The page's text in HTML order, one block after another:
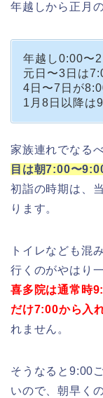
年越しから正月
年越し0:00〜
元日〜3日は
4日〜7日が
1月8日以降は
家族連れでなる
目は朝7:00〜
初詣の時期は、
ります。
トイレなども混
行くのがやはり
喜多院は通常時
だけ7:00から入
れません。
そうなると9:00
いので、朝早く